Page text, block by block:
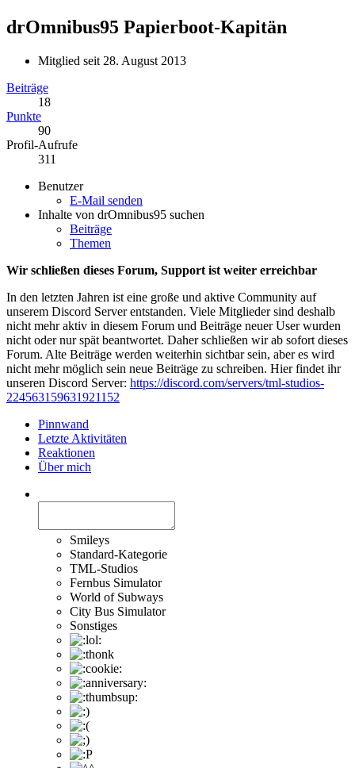
drOmnibus95 Papierboot-Kapitän
Mitglied seit 28. August 2013
Beiträge
18
Punkte
90
Profil-Aufrufe
311
Benutzer
E-Mail senden
Inhalte von drOmnibus95 suchen
Beiträge
Themen
Wir schließen dieses Forum, Support ist weiter erreichbar
In den letzten Jahren ist eine große und aktive Community auf
unserem Discord Server entstanden. Viele Mitglieder sind deshalb
nicht mehr aktiv in diesem Forum und Beiträge neuer User wurden
nicht oder nur spät beantwortet. Daher schließen wir ab sofort dieses
Forum. Alte Beiträge werden weiterhin sichtbar sein, aber es wird
nicht mehr möglich sein neue Beiträge zu schreiben. Hier findet ihr
unseren Discord Server: https://discord.com/servers/tml-studios-
224563159631921152
Pinnwand
Letzte Aktivitäten
Reaktionen
Über mich
Smileys
Standard-Kategorie
TML-Studios
Fernbus Simulator
World of Subways
City Bus Simulator
Sonstiges